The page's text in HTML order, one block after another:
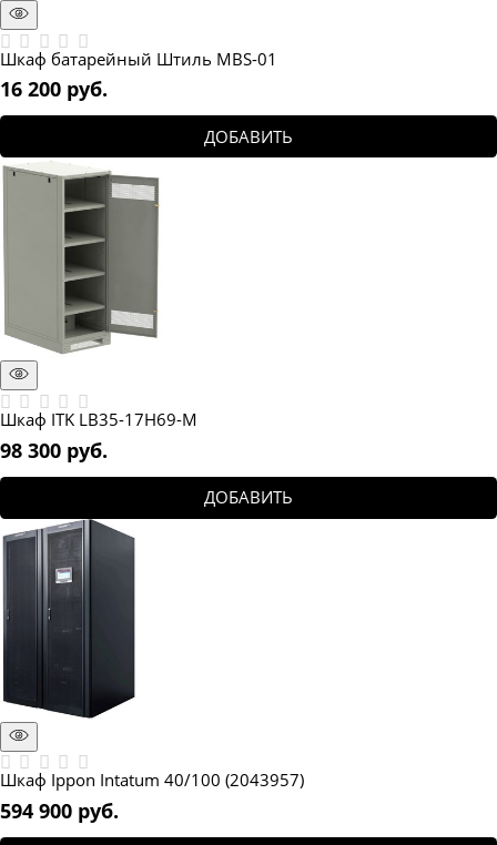
Шкаф батарейный Штиль MBS-01
16 200 руб.
ДОБАВИТЬ
Шкаф ITK LB35-17H69-M
98 300 руб.
ДОБАВИТЬ
Шкаф Ippon Intatum 40/100 (2043957)
594 900 руб.